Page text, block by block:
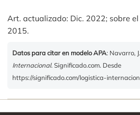
Art. actualizado: Dic. 2022; sobre
2015.
Datos para citar en modelo APA: Navarro,
Internacional. Significado.com. Desde
https://significado.com/logistica-